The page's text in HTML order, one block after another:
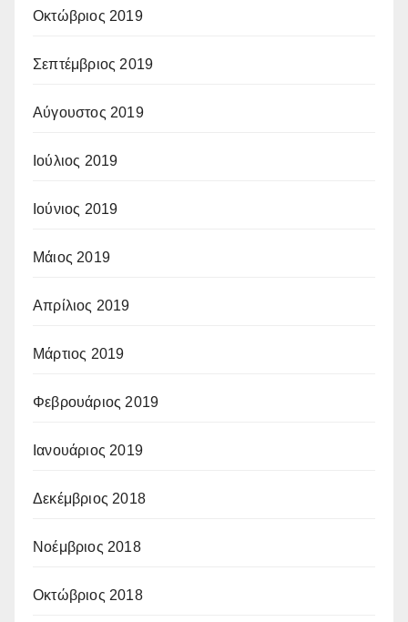
Οκτώβριος 2019
Σεπτέμβριος 2019
Αύγουστος 2019
Ιούλιος 2019
Ιούνιος 2019
Μάιος 2019
Απρίλιος 2019
Μάρτιος 2019
Φεβρουάριος 2019
Ιανουάριος 2019
Δεκέμβριος 2018
Νοέμβριος 2018
Οκτώβριος 2018